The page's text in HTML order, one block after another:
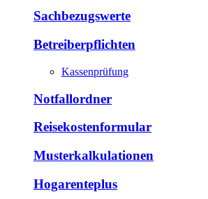
Sachbezugswerte
Betreiberpflichten
Kassenprüfung
Notfallordner
Reisekostenformular
Musterkalkulationen
Hogarenteplus